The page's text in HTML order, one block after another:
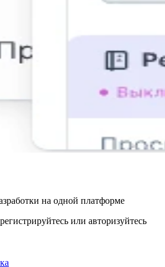
на одной платформе
или авторизуйтесь